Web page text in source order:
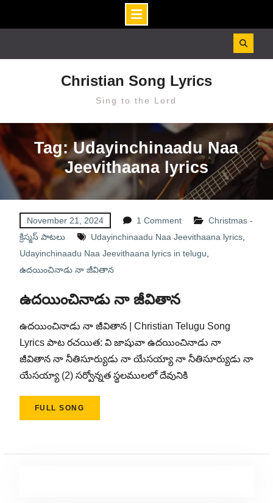
Christian Song Lyrics
Sing to the Lord
Tag: Udayinchinaadu Naa
Jeevithaana lyrics
November 21, 2024 1 Comment
Christmas -
క్రిస్మస్ పాటలు
Udayinchinaadu Naa Jeevithaana lyrics,
Udayinchinaadu Naa Jeevithaana lyrics in telugu
ఉదయించినాడు నా జీవితాన
ఉదయించినాడు నా జీవితాన
ఉదయించినాడు నా జీవితాన | Christian Telugu Song
Lyrics పాట రచయిత: వి జాషువా ఉదయించినాడు నా
జీవితాన నా నీతిసూర్యుడు నా యేసయ్యా నా నీతిసూర్యుడు నా
యేసయ్యా (2) సర్వోన్నత స్థలములలో దేవునికి
FULL SONG